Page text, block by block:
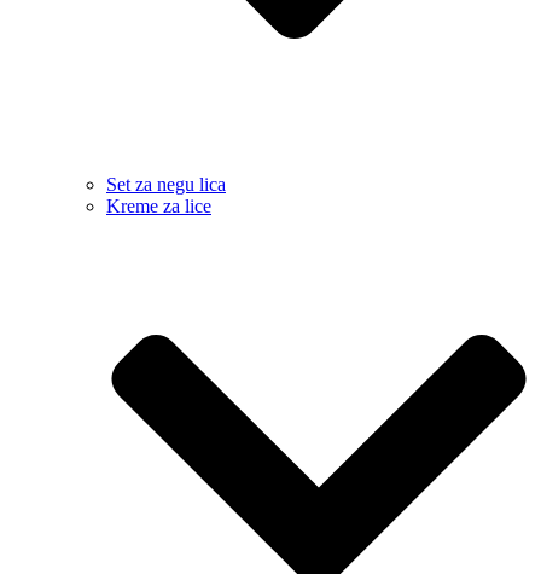
Set za negu lica
Kreme za lice